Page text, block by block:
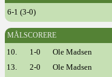
6-1 (3-0)
MÅLSCORERE
10. 1-0 Ole Madsen
13.
2-0
Ole Madsen